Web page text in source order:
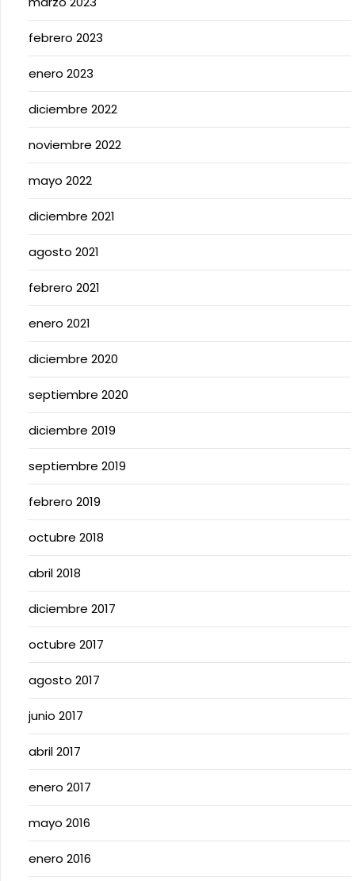
febrero 2023
enero 2023
diciembre 2022
noviembre 2022
mayo 2022
diciembre 2021
agosto 2021
febrero 2021
enero 2021
diciembre 2020
septiembre 2020
diciembre 2019
septiembre 2019
febrero 2019
octubre 2018
abril 2018
diciembre 2017
octubre 2017
agosto 2017
junio 2017
abril 2017
enero 2017
mayo 2016
enero 2016